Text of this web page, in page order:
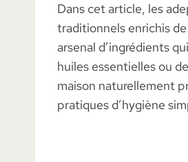
Dans cet article, les
traditionnels enrichis
arsenal d’ingrédients
huiles essentielles ou
maison naturellement
pratiques d’hygiène